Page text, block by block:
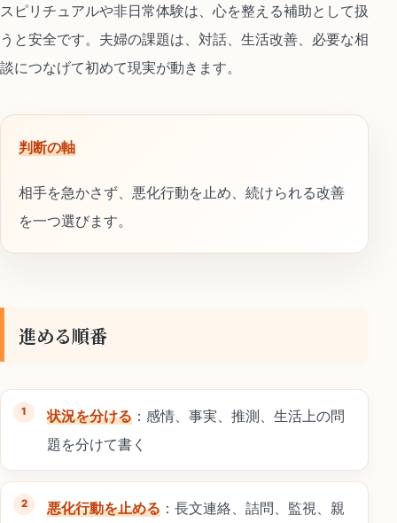
スピリチュアルや非日常体験は、心を整える補助として扱
うと安全です。夫婦の課題は、対話、生活改善、必要な相
談につなげて初めて現実が動きます。
判断の軸
相手を急かさず、悪化行動を止め、続けられる改善
を一つ選びます。
進める順番
状況を分ける ：感情、事実、推測、生活上の問
題を分けて書く
悪化行動を止める ：長文連絡、詰問、監視、親